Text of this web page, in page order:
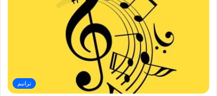
ترانيم